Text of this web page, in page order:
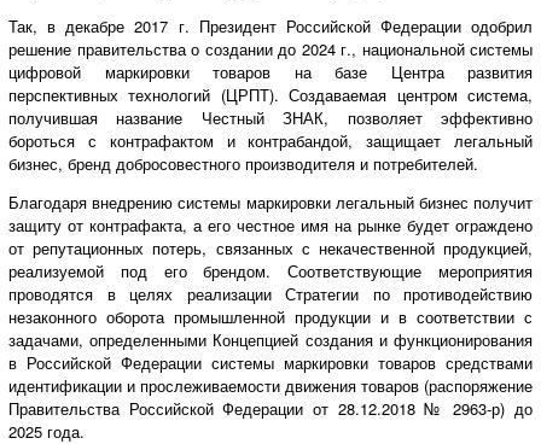
Так, в декабре 2017 г. Президент Российской Федерации одобрил
решение правительства о создании до 2024 г., национальной системы
цифровой маркировки товаров на базе Центра развития
перспективных технологий (ЦРПТ). Создаваемая центром система,
получившая название Честный ЗНАК, позволяет эффективно
бороться с контрафактом и контрабандой, защищает легальный
бизнес, бренд добросовестного производителя и потребителей.
Благодаря внедрению системы маркировки легальный бизнес получит
защиту от контрафакта, а его честное имя на рынке будет ограждено
от репутационных потерь, связанных с некачественной продукцией,
реализуемой под его брендом. Соответствующие мероприятия
проводятся в целях реализации Стратегии по противодействию
незаконного оборота промышленной продукции и в соответствии с
задачами, определенными Концепцией создания и функционирования
в Российской Федерации системы маркировки товаров средствами
идентификации и прослеживаемости движения товаров (распоряжение
Правительства Российской Федерации от 28.12.2018 № 2963-р) до
2025 года.